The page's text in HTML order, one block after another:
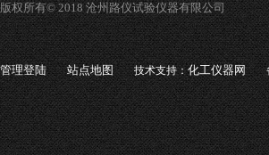
版权所有© 2018 沧州路仪试验仪器有限公司
管理登陆 站点地图 技术支持：化工仪器网